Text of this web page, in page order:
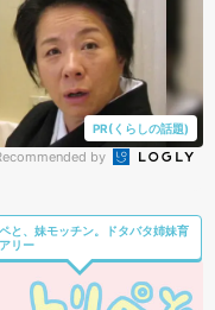
PR(くらしの話題)
by
と、妹モッチン。ドタバタ姉妹育
リー